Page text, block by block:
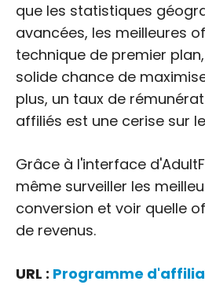
que les statistiques
avancées, les meilleures
technique de premier
solide chance de
plus, un taux de
affiliés est une cerise sur
Grâce à l'interface
même surveiller les
conversion et voir quelle
de revenus.
URL : Programme